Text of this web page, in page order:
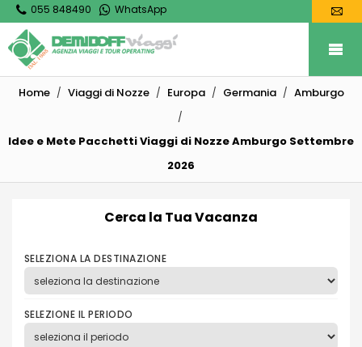
055 848490 WhatsApp
Home Viaggi di Nozze Europa Germania Amburgo
Idee e Mete Pacchetti Viaggi di Nozze Amburgo Settembre
2026
Cerca la Tua Vacanza
SELEZIONA LA DESTINAZIONE
SELEZIONE IL PERIODO